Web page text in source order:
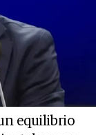
equilibrio